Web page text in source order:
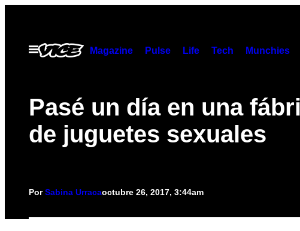
contenido
Abrir
Menú
Magazine Pulse Life Tech Munchies
Pasé un día en una
de juguetes sexuales
PorSabina Urracaoctubre 26, 2017, 3:44am